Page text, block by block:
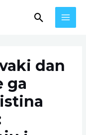
Search
dan
ga